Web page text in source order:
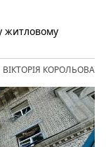
житловому
ВІКТОРІЯ КОРОЛЬОВА